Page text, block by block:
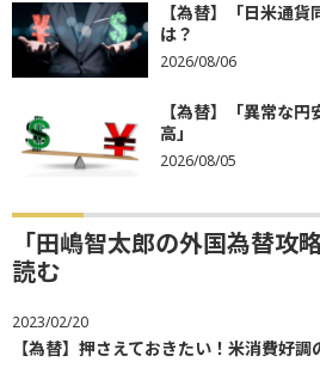
【為替】「日米通
は？
2026/08/06
【為替】「異常な
高」
2026/08/05
「田嶋智太郎の外国為替攻
読む
2023/02/20
【為替】押さえておきたい！米消費好調